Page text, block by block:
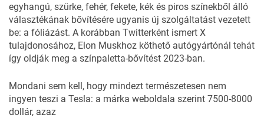
egyhangú, szürke, fehér, fekete, kék és piros színekből álló
választékának bővítésére ugyanis új szolgáltatást vezetett
be: a fóliázást. A korábban Twitterként ismert X
tulajdonosához, Elon Muskhoz köthető autógyártónál tehát
így oldják meg a színpaletta-bővítést 2023-ban.
Mondani sem kell, hogy mindezt természetesen nem
ingyen teszi a Tesla: a márka weboldala szerint 7500-8000
dollár, azaz